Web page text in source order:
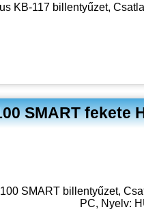
KB-117 billentyűzet,
SMART fekete
SMART billentyűzet,
PC, Nyelv: